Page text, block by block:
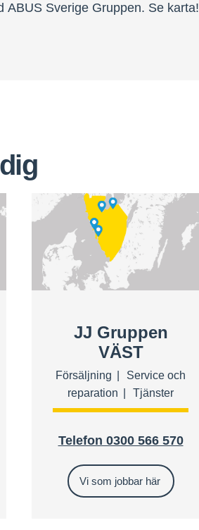
ABUS Sverige Gruppen. Se karta!
JJ Gruppen
VÄST
Försäljning
Service och
reparation
Tjänster
Telefon 0300 566 570
Vi som jobbar här